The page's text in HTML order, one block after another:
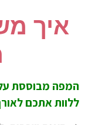
איך
מבוססת על
אתכם לאורך